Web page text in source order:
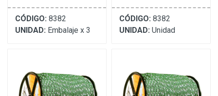
CÓDIGO: 8382
UNIDAD: Embalaje x 3
CÓDIGO: 8382
UNIDAD: Unidad